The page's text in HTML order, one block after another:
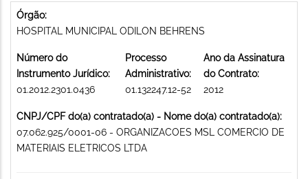
Órgão:
HOSPITAL MUNICIPAL ODILON BEHRENS
Número do
Instrumento Jurídico:
01.2012.2301.0436
Processo
Administrativo:
01.132247.12-52
Ano da Assinatura
do Contrato:
2012
CNPJ/CPF do(a) contratado(a) - Nome do(a) contratado(a):
07.062.925/0001-06 - ORGANIZACOES MSL COMERCIO DE
MATERIAIS ELETRICOS LTDA